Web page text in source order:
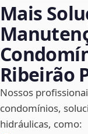
Mais
Ribeirão
Nossos
condomínios,
hidráulicas, como: